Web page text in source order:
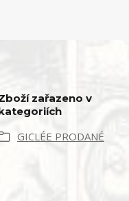
zařazeno v
GICLÉE PRODANÉ